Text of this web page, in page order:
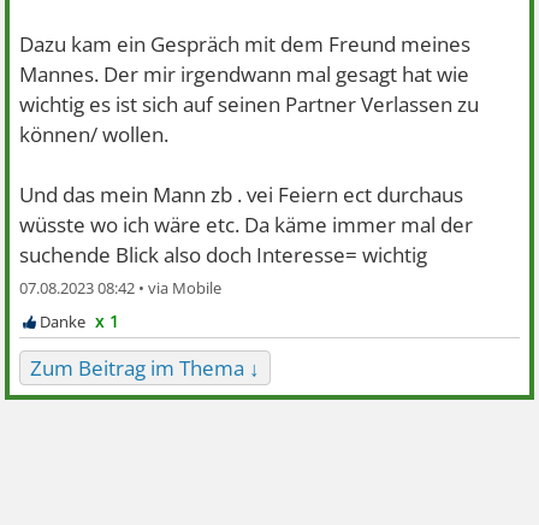
Dazu kam ein Gespräch mit dem Freund meines
Mannes. Der mir irgendwann mal gesagt hat wie
wichtig es ist sich auf seinen Partner Verlassen zu
können/ wollen.
Und das mein Mann zb . vei Feiern ect durchaus
wüsste wo ich wäre etc. Da käme immer mal der
suchende Blick also doch Interesse= wichtig
07.08.2023 08:42 •
x 1
Zum Beitrag im Thema ↓